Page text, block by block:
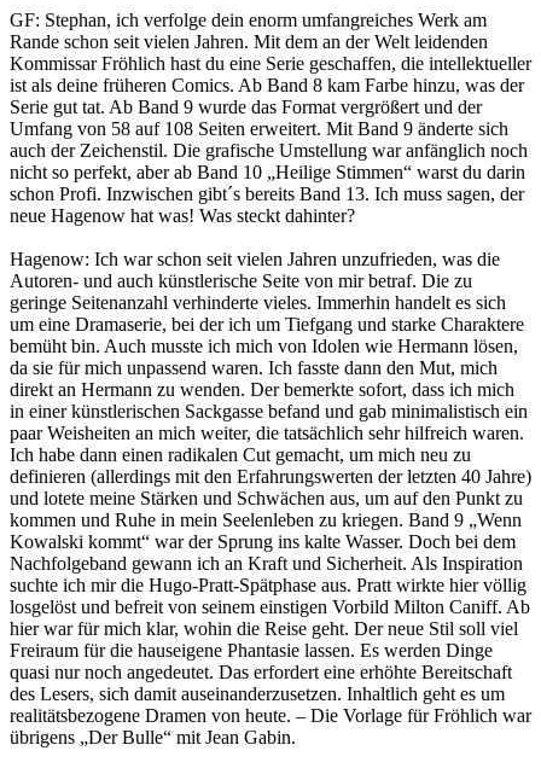
GF: Stephan, ich verfolge dein enorm umfangreiches Werk am
Rande schon seit vielen Jahren. Mit dem an der Welt leidenden
Kommissar Fröhlich hast du eine Serie geschaffen, die intellektueller
ist als deine früheren Comics. Ab Band 8 kam Farbe hinzu, was der
Serie gut tat. Ab Band 9 wurde das Format vergrößert und der
Umfang von 58 auf 108 Seiten erweitert. Mit Band 9 änderte sich
auch der Zeichenstil. Die grafische Umstellung war anfänglich noch
nicht so perfekt, aber ab Band 10 „Heilige Stimmen“ warst du darin
schon Profi. Inzwischen gibt´s bereits Band 13. Ich muss sagen, der
neue Hagenow hat was! Was steckt dahinter?
Hagenow: Ich war schon seit vielen Jahren unzufrieden, was die
Autoren- und auch künstlerische Seite von mir betraf. Die zu
geringe Seitenanzahl verhinderte vieles. Immerhin handelt es sich
um eine Dramaserie, bei der ich um Tiefgang und starke Charaktere
bemüht bin. Auch musste ich mich von Idolen wie Hermann lösen,
da sie für mich unpassend waren. Ich fasste dann den Mut, mich
direkt an Hermann zu wenden. Der bemerkte sofort, dass ich mich
in einer künstlerischen Sackgasse befand und gab minimalistisch ein
paar Weisheiten an mich weiter, die tatsächlich sehr hilfreich waren.
Ich habe dann einen radikalen Cut gemacht, um mich neu zu
definieren (allerdings mit den Erfahrungswerten der letzten 40 Jahre)
und lotete meine Stärken und Schwächen aus, um auf den Punkt zu
kommen und Ruhe in mein Seelenleben zu kriegen. Band 9 „Wenn
Kowalski kommt“ war der Sprung ins kalte Wasser. Doch bei dem
Nachfolgeband gewann ich an Kraft und Sicherheit. Als Inspiration
suchte ich mir die Hugo-Pratt-Spätphase aus. Pratt wirkte hier völlig
losgelöst und befreit von seinem einstigen Vorbild Milton Caniff. Ab
hier war für mich klar, wohin die Reise geht. Der neue Stil soll viel
Freiraum für die hauseigene Phantasie lassen. Es werden Dinge
quasi nur noch angedeutet. Das erfordert eine erhöhte Bereitschaft
des Lesers, sich damit auseinanderzusetzen. Inhaltlich geht es um
realitätsbezogene Dramen von heute. – Die Vorlage für Fröhlich war
übrigens „Der Bulle“ mit Jean Gabin.